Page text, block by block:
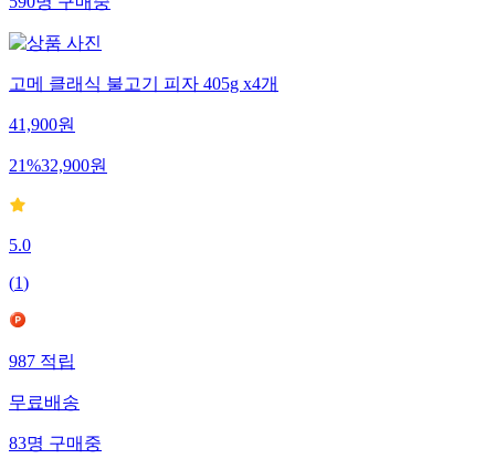
590명구매중
고메 클래식 불고기 피자 405g x4개
41,900원
21%32,900원
5.0
(1)
987적립
무료배송
83명구매중